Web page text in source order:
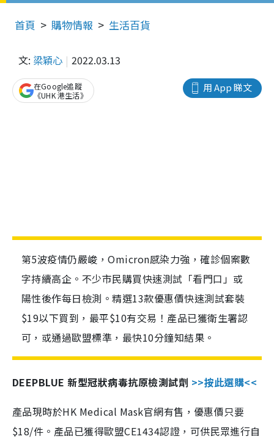
首頁 購物情報 生活百貨
文: 梁穎心 2022.03.13
用 App 睇文
在Google追蹤
《UHK 港生活》
第5波疫情仍嚴峻，Omicron感染力強，確診個案數
字持續高企。不少市民購買快速測試「看門口」或
陽性後作每日檢測。精選13款優惠價快速測試套裝
$19以下買到，最平$10有交易！產品已獲衛生署認
可，或通過歐盟標準，最快10分鐘知結果。
DEEPBLUE 新型冠狀病毒抗原檢測試劑 >>按此選購<<
產品現時於HK Medical Mask官網有售，優惠價只要
$18/件。產品已獲得歐盟CE1434認證，可供民眾進行自